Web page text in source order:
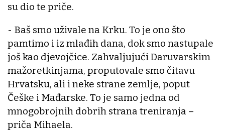
su dio te priče.
- Baš smo uživale na Krku. To je ono što
pamtimo i iz mlađih dana, dok smo nastupale
još kao djevojčice. Zahvaljujući Daruvarskim
mažoretkinjama, proputovale smo čitavu
Hrvatsku, ali i neke strane zemlje, poput
Češke i Mađarske. To je samo jedna od
mnogobrojnih dobrih strana treniranja –
priča Mihaela.